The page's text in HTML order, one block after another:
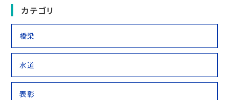
カテゴリ
橋梁
水道
表彰